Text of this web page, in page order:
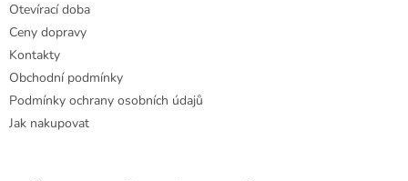
Otevírací doba
Ceny dopravy
Kontakty
Obchodní podmínky
Podmínky ochrany osobních údajů
Jak nakupovat